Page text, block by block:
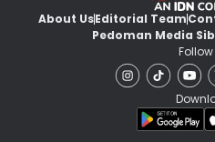
About UsEditorial Team
Pedoman Media
Follow